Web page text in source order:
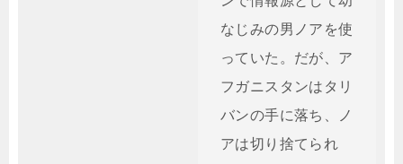
なじみの男ノアを使
っていた。だが、ア
フガニスタンはタリ
バンの手に落ち、ノ
アは切り捨てられ